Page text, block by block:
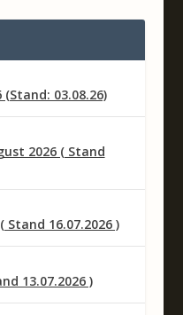
03.08.26)
2026 ( Stand
Stand 16.07.2026 )
13.07.2026 )